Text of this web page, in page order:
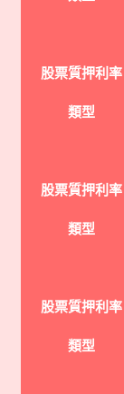
股票質押利率
類型
股票質押利率
類型
股票質押利率
類型